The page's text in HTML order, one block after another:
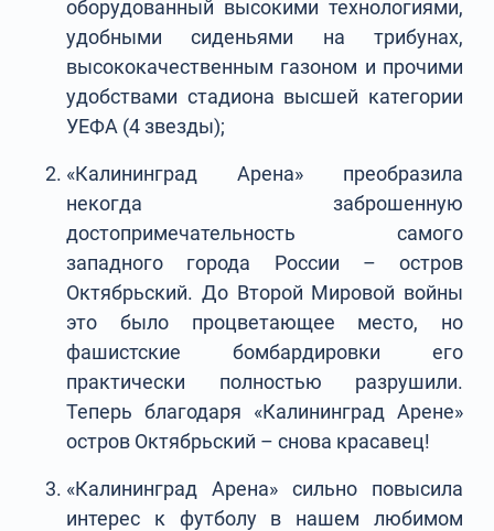
оборудованный высокими технологиями,
удобными сиденьями на трибунах,
высококачественным газоном и прочими
удобствами стадиона высшей категории
УЕФА (4 звезды);
«Калининград Арена» преобразила
некогда заброшенную
достопримечательность самого
западного города России – остров
Октябрьский. До Второй Мировой войны
это было процветающее место, но
фашистские бомбардировки его
практически полностью разрушили.
Теперь благодаря «Калининград Арене»
остров Октябрьский – снова красавец!
«Калининград Арена» сильно повысила
интерес к футболу в нашем любимом